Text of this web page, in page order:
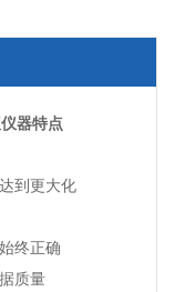
器特点
到更大化
终正确
质量